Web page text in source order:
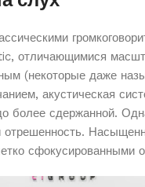
отличающимися
(некоторые даже
акустическая
более сдержанной.
сфокусированными